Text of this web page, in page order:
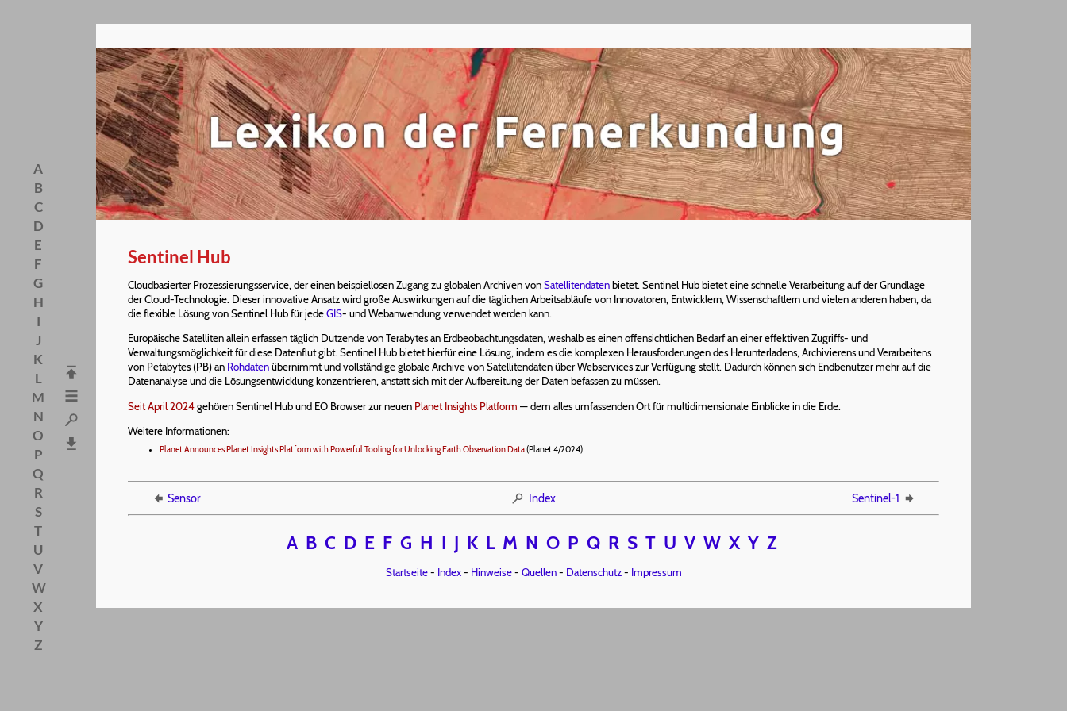
A
B
C
D
E
F
G
H
I
J
K
L
M
N
O
P
Q
R
S
T
U
V
W
X
Y
Z
Sentinel Hub
Cloudbasierter Prozessierungsservice, der einen beispiellosen Zugang zu globalen Archiven vonSatellitendatenbietet. Sentinel Hub bietet eine schnelle Verarbeitung auf der Grundlage
der Cloud-Technologie. Dieser innovative Ansatz wird große Auswirkungen auf die täglichen Arbeitsabläufe von Innovatoren, Entwicklern, Wissenschaftlern und vielen anderen haben, da
die flexible Lösung von Sentinel Hub für jedeGIS- und Webanwendung verwendet werden kann.
Europäische Satelliten allein erfassen täglich Dutzende von Terabytes an Erdbeobachtungsdaten, weshalb es einen offensichtlichen Bedarf an einer effektiven Zugriffs- und
Verwaltungsmöglichkeit für diese Datenflut gibt. Sentinel Hub bietet hierfür eine Lösung, indem es die komplexen Herausforderungen des Herunterladens, Archivierens und Verarbeitens
von Petabytes (PB) an Rohdatenübernimmt und vollständige globale Archive von Satellitendaten über Webservices zur Verfügung stellt. Dadurch können sich Endbenutzer mehr auf die
Datenanalyse und die Lösungsentwicklung konzentrieren, anstatt sich mit der Aufbereitung der Daten befassen zu müssen.
Seit April 2024gehören Sentinel Hub und EO Browser zur neuen Planet Insights Platform — dem alles umfassenden Ort für multidimensionale Einblicke in die Erde.
Weitere Informationen:
Planet Announces Planet Insights Platform with Powerful Tooling for Unlocking Earth Observation Data(Planet 4/2024)
Sensor Index Sentinel-1
A B C D E F G H I J K L M N O P Q R S T U V W X Y Z
Startseite- Index- Hinweise- Quellen- Datenschutz- Impressum